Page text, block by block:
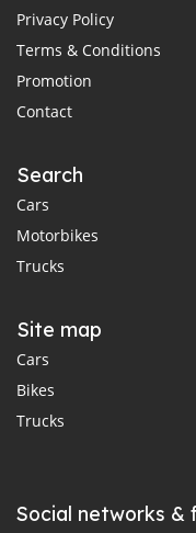
Privacy Policy
Terms & Conditions
Promotion
Contact
Search
Cars
Motorbikes
Trucks
Site map
Cars
Bikes
Trucks
Social networks &